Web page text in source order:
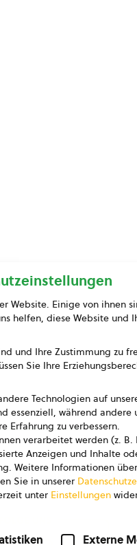
AGB AGB Marketing
Website. Einige von ihnen
helfen, diese Website und
und Ihre Zustimmung zu
Sie Ihre
Technologien auf
essenziell, während andere
Erfahrung zu verbessern.
verarbeitet werden (z. B.
Anzeigen und Inhalte
Weitere Informationen
Sie in unserer
unter Einstellungen
Externe